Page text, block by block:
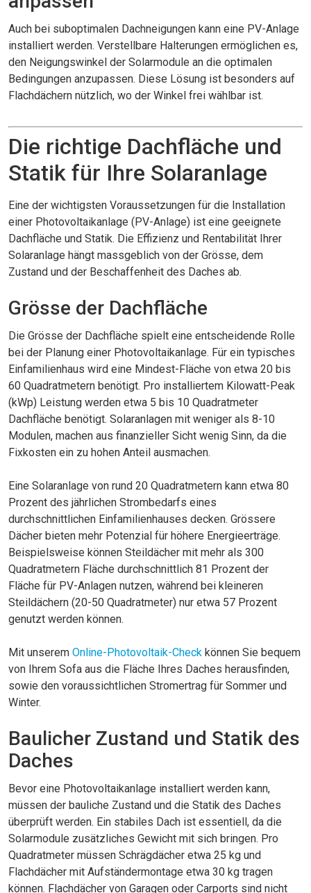
Auch bei suboptimalen Dachneigungen kann eine PV-Anlage
installiert werden. Verstellbare Halterungen ermöglichen es,
den Neigungswinkel der Solarmodule an die optimalen
Bedingungen anzupassen. Diese Lösung ist besonders auf
Flachdächern nützlich, wo der Winkel frei wählbar ist.
Die richtige Dachfläche und
Statik für Ihre Solaranlage
Eine der wichtigsten Voraussetzungen für die Installation
einer Photovoltaikanlage (PV-Anlage) ist eine geeignete
Dachfläche und Statik. Die Effizienz und Rentabilität Ihrer
Solaranlage hängt massgeblich von der Grösse, dem
Zustand und der Beschaffenheit des Daches ab.
Grösse der Dachfläche
Die Grösse der Dachfläche spielt eine entscheidende Rolle
bei der Planung einer Photovoltaikanlage. Für ein typisches
Einfamilienhaus wird eine Mindest-Fläche von etwa 20 bis
60 Quadratmetern benötigt. Pro installiertem Kilowatt-Peak
(kWp) Leistung werden etwa 5 bis 10 Quadratmeter
Dachfläche benötigt. Solaranlagen mit weniger als 8-10
Modulen, machen aus finanzieller Sicht wenig Sinn, da die
Fixkosten ein zu hohen Anteil ausmachen.
Eine Solaranlage von rund 20 Quadratmetern kann etwa 80
Prozent des jährlichen Strombedarfs eines
durchschnittlichen Einfamilienhauses decken. Grössere
Dächer bieten mehr Potenzial für höhere Energieerträge.
Beispielsweise können Steildächer mit mehr als 300
Quadratmetern Fläche durchschnittlich 81 Prozent der
Fläche für PV-Anlagen nutzen, während bei kleineren
Steildächern (20-50 Quadratmeter) nur etwa 57 Prozent
genutzt werden können.
Mit unserem Online-Photovoltaik-Check können Sie bequem
von Ihrem Sofa aus die Fläche Ihres Daches herausfinden,
sowie den voraussichtlichen Stromertrag für Sommer und
Winter.
Baulicher Zustand und Statik des
Daches
Bevor eine Photovoltaikanlage installiert werden kann,
müssen der bauliche Zustand und die Statik des Daches
überprüft werden. Ein stabiles Dach ist essentiell, da die
Solarmodule zusätzliches Gewicht mit sich bringen. Pro
Quadratmeter müssen Schrägdächer etwa 25 kg und
Flachdächer mit Aufständermontage etwa 30 kg tragen
können. Flachdächer von Garagen oder Carports sind nicht